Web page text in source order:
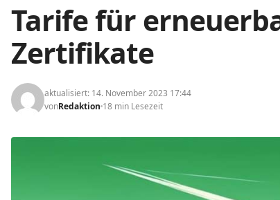
Tarife für
Zertifikate
aktualisiert: 14. November 2023 17:44
vonRedaktion 18 min Lesezeit